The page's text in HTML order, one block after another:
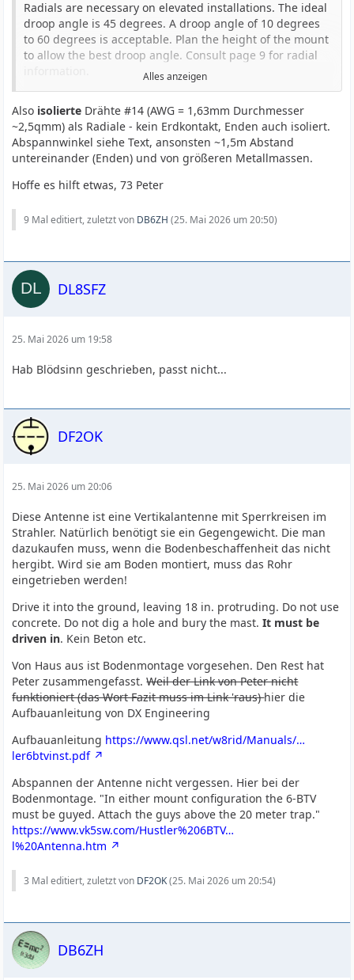
Radials are necessary on elevated installations. The ideal
droop angle is 45 degrees. A droop angle of 10 degrees
to 60 degrees is acceptable. Plan the height of the mount
to allow the best droop angle. Consult page 9 for radial
When installing the radials avoid running them parallel
(within 5 feet) to large masses of metal such as chain link
fences, metal buildings, etc.
........
In either mount configuration the 6-BTV must be guyed.
Attach the guys above the 20 meter trap.
Seite 9RADIALS
or larger. Insulating the bare ends of wire on the outer
10 meters 8' 4"
15 meters 11' 4"
20 meters 16' 4"
40 meters 32' 4"
Es folgen drei Bilder zum Verlegen
Alles anzeigen
Also isolierte Drähte #14 (AWG = 1,63mm Durchmesser
~2,5qmm) als Radiale - kein Erdkontakt, Enden auch isoliert.
Abspannwinkel siehe Text, ansonsten ~1,5m Abstand
untereinander (Enden) und von größeren Metallmassen.
Hoffe es hilft etwas, 73 Peter
9 Mal editiert, zuletzt von DB6ZH (25. Mai 2026 um 20:50)
DL8SFZ
25. Mai 2026 um 19:58
Hab Blödsinn geschrieben, passt nicht...
DF2OK
25. Mai 2026 um 20:06
Diese Antenne ist eine Vertikalantenne mit Sperrkreisen im
Strahler. Natürlich benötigt sie ein Gegengewicht. Die man
dazukaufen muss, wenn die Bodenbeschaffenheit das nicht
hergibt. Wird sie am Boden montiert, muss das Rohr
eingetrieben werden!
Drive it into the ground, leaving 18 in. protruding. Do not use
concrete. Do not dig a hole and bury the mast.It must be
driven in. Kein Beton etc.
Von Haus aus ist Bodenmontage vorgesehen. Den Rest hat
Peter zusammengefasst.Weil der Link von Peter nicht
funktioniert (das Wort Fazit muss im Link 'raus)hier die
Aufbauanleitung von DX Engineering
Aufbauanleitung https://www.qsl.net/w8rid/Manuals/…
ler6btvinst.pdf
Abspannen der Antenne nicht vergessen. Hier bei der
Bodenmontage. "In either mount configuration the 6-BTV
must be guyed. Attach the guys above the 20 meter trap."
https://www.vk5sw.com/Hustler%206BTV…
l%20Antenna.htm
3 Mal editiert, zuletzt von DF2OK(25. Mai 2026 um 20:54)
DB6ZH